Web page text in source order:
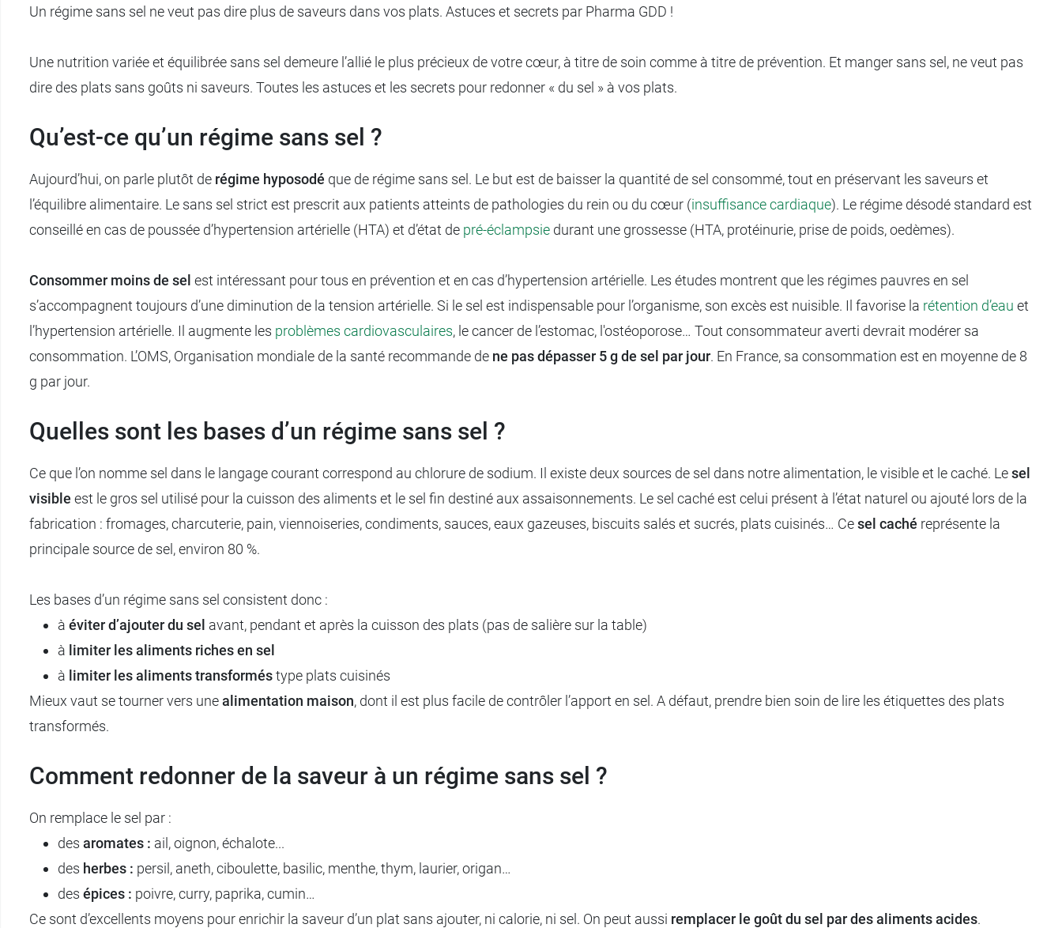
Un régime sans sel ne veut pas dire plus de saveurs dans vos plats. Astuces et secrets par Pharma GDD !
Une nutrition variée et équilibrée sans sel demeure l’allié le plus précieux de votre cœur, à titre de soin comme à titre de prévention. Et manger sans sel, ne veut pas
dire des plats sans goûts ni saveurs. Toutes les astuces et les secrets pour redonner « du sel » à vos plats.
Qu’est-ce qu’un régime sans sel ?
Aujourd’hui, on parle plutôt de régime hyposodé que de régime sans sel. Le but est de baisser la quantité de sel consommé, tout en préservant les saveurs et
l’équilibre alimentaire. Le sans sel strict est prescrit aux patients atteints de pathologies du rein ou du cœur (insuffisance cardiaque). Le régime désodé standard est
conseillé en cas de poussée d’hypertension artérielle (HTA) et d’état de pré-éclampsie durant une grossesse (HTA, protéinurie, prise de poids, oedèmes).
Consommer moins de sel est intéressant pour tous en prévention et en cas d’hypertension artérielle. Les études montrent que les régimes pauvres en sel
s’accompagnent toujours d’une diminution de la tension artérielle. Si le sel est indispensable pour l’organisme, son excès est nuisible. Il favorise la rétention d’eau et
l’hypertension artérielle. Il augmente les problèmes cardiovasculaires, le cancer de l’estomac, l'ostéoporose… Tout consommateur averti devrait modérer sa
consommation. L’OMS, Organisation mondiale de la santé recommande de ne pas dépasser 5 g de sel par jour. En France, sa consommation est en moyenne de 8
g par jour.
Quelles sont les bases d’un régime sans sel ?
Ce que l’on nomme sel dans le langage courant correspond au chlorure de sodium. Il existe deux sources de sel dans notre alimentation, le visible et le caché. Lesel
visible est le gros sel utilisé pour la cuisson des aliments et le sel fin destiné aux assaisonnements. Le sel caché est celui présent à l’état naturel ou ajouté lors de la
fabrication : fromages, charcuterie, pain, viennoiseries, condiments, sauces, eaux gazeuses, biscuits salés et sucrés, plats cuisinés… Cesel caché représente la
principale source de sel, environ 80 %.
Les bases d’un régime sans sel consistent donc :
à éviter d’ajouter du sel avant, pendant et après la cuisson des plats (pas de salière sur la table)
à limiter les aliments riches en sel
à limiter les aliments transforméstype plats cuisinés
Mieux vaut se tourner vers unealimentation maison, dont il est plus facile de contrôler l’apport en sel. A défaut, prendre bien soin de lire les étiquettes des plats
transformés.
Comment redonner de la saveur à un régime sans sel ?
On remplace le sel par :
des aromates : ail, oignon, échalote...
des herbes : persil, aneth, ciboulette, basilic, menthe, thym, laurier, origan…
des épices : poivre, curry, paprika, cumin…
Ce sont d’excellents moyens pour enrichir la saveur d’un plat sans ajouter, ni calorie, ni sel. On peut aussi remplacer le goût du sel par des aliments acides.